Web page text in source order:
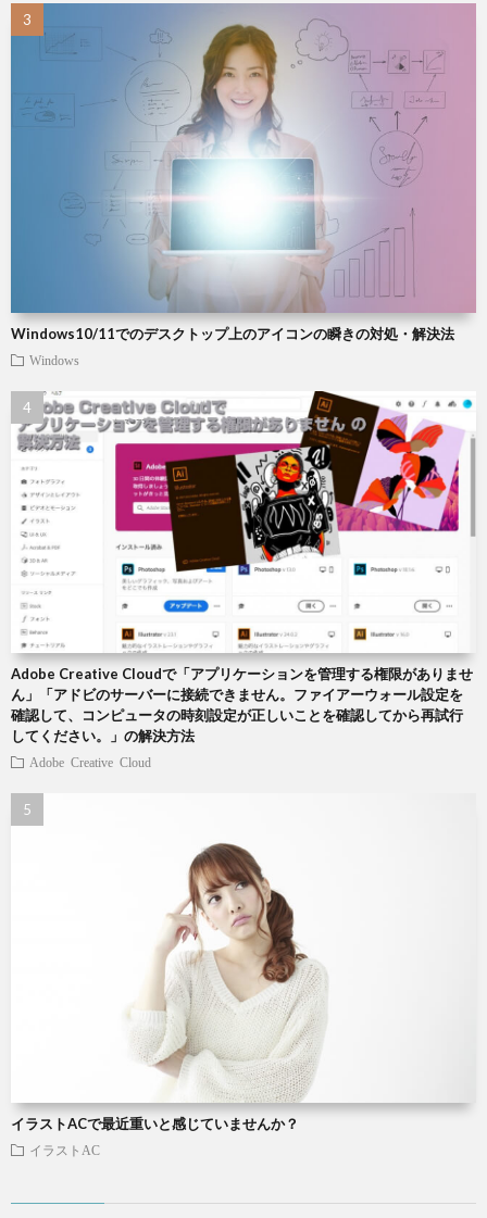
Windows10/11でのデスクトップ上のアイコンの瞬きの対処・解決法
Windows
Adobe Creative Cloudで「アプリケーションを管理する権限がありませ
ん」「アドビのサーバーに接続できません。ファイアーウォール設定を
確認して、コンピュータの時刻設定が正しいことを確認してから再試行
してください。」の解決方法
Adobe Creative Cloud
イラストACで最近重いと感じていませんか？
イラストAC